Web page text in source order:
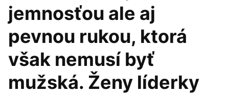
jemnosťou ale aj
pevnou rukou, ktorá
však nemusí byť
mužská. Ženy líderky